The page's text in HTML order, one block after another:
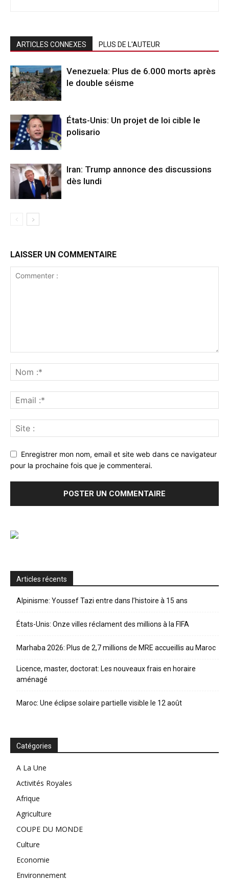
ARTICLES CONNEXES PLUS DE L'AUTEUR
Venezuela: Plus de 6.000 morts après
le double séisme
États-Unis: Un projet de loi cible le
polisario
Iran: Trump annonce des discussions
dès lundi
LAISSER UN COMMENTAIRE
Enregistrer mon nom, email et site web dans ce navigateur
pour la prochaine fois que je commenterai.
Articles récents
Alpinisme: Youssef Tazi entre dans l’histoire à 15 ans
États-Unis: Onze villes réclament des millions à la FIFA
Marhaba 2026: Plus de 2,7 millions de MRE accueillis au Maroc
Licence, master, doctorat: Les nouveaux frais en horaire
aménagé
Maroc: Une éclipse solaire partielle visible le 12 août
Catégories
A La Une
Activités Royales
Afrique
Agriculture
COUPE DU MONDE
Culture
Economie
Environnement